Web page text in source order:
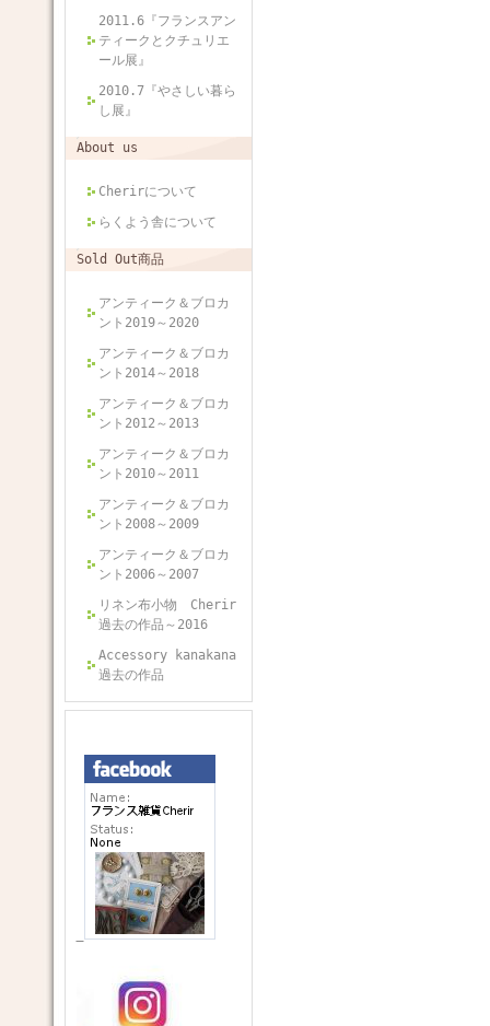
2011.6『フランスアン
ティークとクチュリエ
ール展』
2010.7『やさしい暮ら
し展』
About us
Cherirについて
らくよう舎について
Sold Out商品
アンティーク＆ブロカ
ント2019～2020
アンティーク＆ブロカ
ント2014～2018
アンティーク＆ブロカ
ント2012～2013
アンティーク＆ブロカ
ント2010～2011
アンティーク＆ブロカ
ント2008～2009
アンティーク＆ブロカ
ント2006～2007
リネン布小物 Cherir
過去の作品～2016
Accessory kanakana
過去の作品